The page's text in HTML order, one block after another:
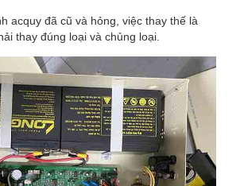
acquy đã cũ và hỏng, việc thay thế là
thay đúng loại và chủng loại.